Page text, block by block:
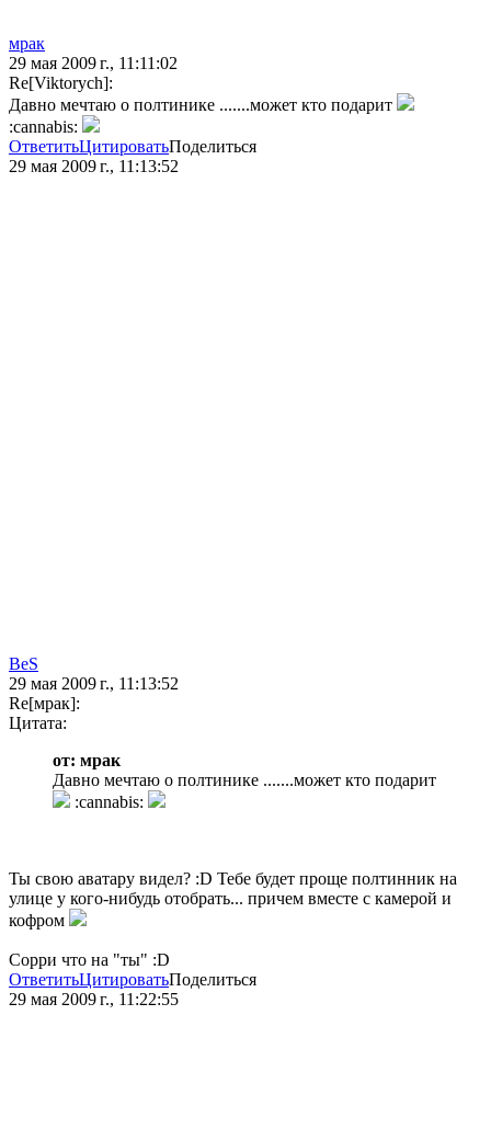
мрак
29 мая 2009 г., 11:11:02
Re[Viktorych]:
Давно мечтаю о полтинике .......может кто подарит
:cannabis:
ОтветитьЦитироватьПоделиться
29 мая 2009 г., 11:13:52
BeS
29 мая 2009 г., 11:13:52
Re[мрак]:
Цитата:
от: мрак
Давно мечтаю о полтинике .......может кто подарит
:cannabis:
Ты свою аватару видел? :D Тебе будет проще полтинник на
улице у кого-нибудь отобрать... причем вместе с камерой и
кофром
Сорри что на "ты" :D
ОтветитьЦитироватьПоделиться
29 мая 2009 г., 11:22:55